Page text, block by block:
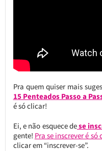
Pra quem quiser mais
15 Penteados Passo a
é só clicar!
Ei, e não esquece dese
gente! Pra se inscrever é
clicar em “inscrever-se”.